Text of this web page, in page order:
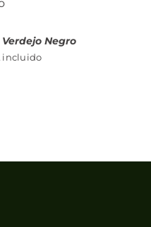
Negro
incluido